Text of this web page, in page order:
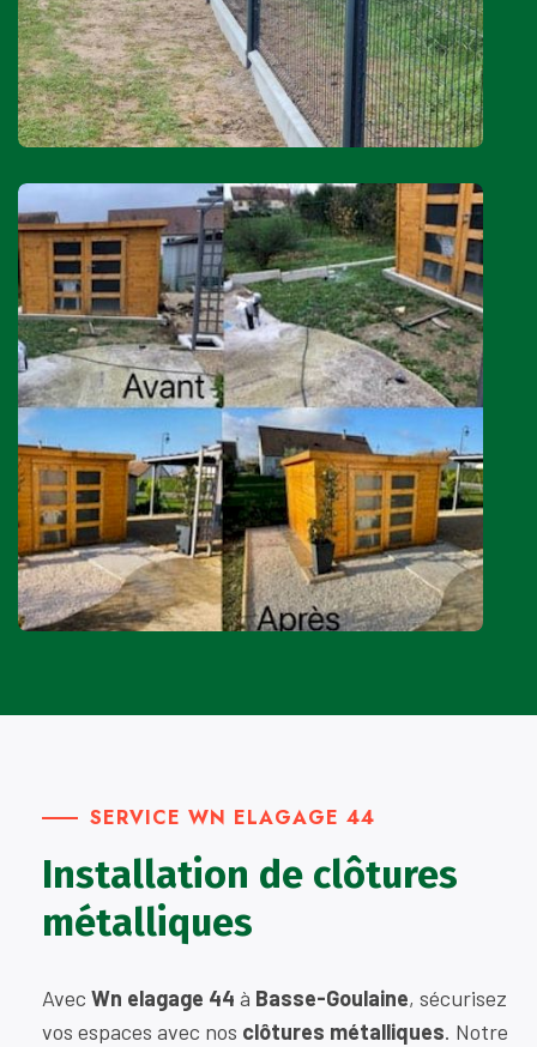
SERVICE WN ELAGAGE 44
Installation de clôtures
métalliques
Avec Wn elagage 44 à Basse-Goulaine, sécurisez
vos espaces avec nos clôtures métalliques. Notre